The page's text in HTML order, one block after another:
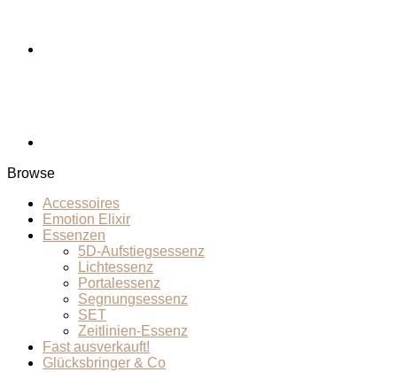
Browse
Accessoires
Emotion Elixir
Essenzen
5D-Aufstiegsessenz
Lichtessenz
Portalessenz
Segnungsessenz
SET
Zeitlinien-Essenz
Fast ausverkauft!
Glücksbringer & Co